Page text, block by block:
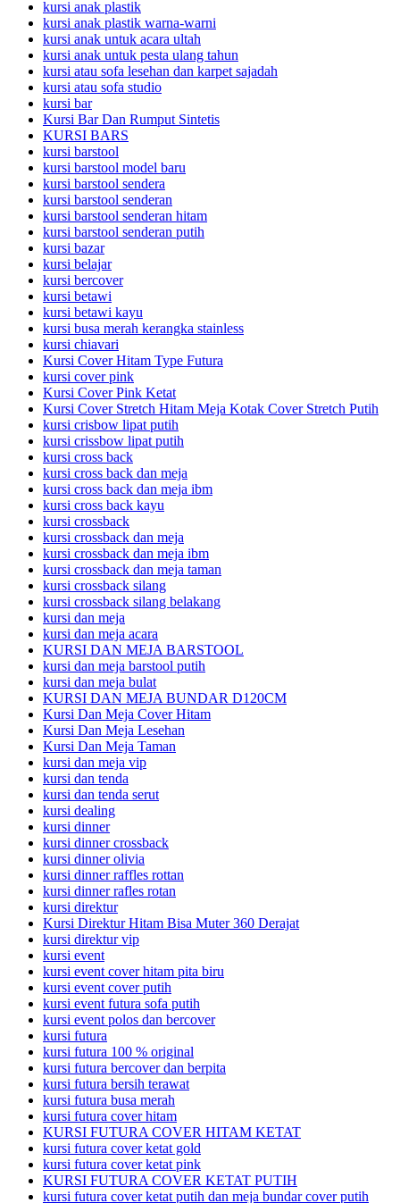
kursi anak plastik
kursi anak plastik warna-warni
kursi anak untuk acara ultah
kursi anak untuk pesta ulang tahun
kursi atau sofa lesehan dan karpet sajadah
kursi atau sofa studio
kursi bar
Kursi Bar Dan Rumput Sintetis
KURSI BARS
kursi barstool
kursi barstool model baru
kursi barstool sendera
kursi barstool senderan
kursi barstool senderan hitam
kursi barstool senderan putih
kursi bazar
kursi belajar
kursi bercover
kursi betawi
kursi betawi kayu
kursi busa merah kerangka stainless
kursi chiavari
Kursi Cover Hitam Type Futura
kursi cover pink
Kursi Cover Pink Ketat
Kursi Cover Stretch Hitam Meja Kotak Cover Stretch Putih
kursi crisbow lipat putih
kursi crissbow lipat putih
kursi cross back
kursi cross back dan meja
kursi cross back dan meja ibm
kursi cross back kayu
kursi crossback
kursi crossback dan meja
kursi crossback dan meja ibm
kursi crossback dan meja taman
kursi crossback silang
kursi crossback silang belakang
kursi dan meja
kursi dan meja acara
KURSI DAN MEJA BARSTOOL
kursi dan meja barstool putih
kursi dan meja bulat
KURSI DAN MEJA BUNDAR D120CM
Kursi Dan Meja Cover Hitam
Kursi Dan Meja Lesehan
Kursi Dan Meja Taman
kursi dan meja vip
kursi dan tenda
kursi dan tenda serut
kursi dealing
kursi dinner
kursi dinner crossback
kursi dinner olivia
kursi dinner raffles rottan
kursi dinner rafles rotan
kursi direktur
Kursi Direktur Hitam Bisa Muter 360 Derajat
kursi direktur vip
kursi event
kursi event cover hitam pita biru
kursi event cover putih
kursi event futura sofa putih
kursi event polos dan bercover
kursi futura
kursi futura 100 % original
kursi futura bercover dan berpita
kursi futura bersih terawat
kursi futura busa merah
kursi futura cover hitam
KURSI FUTURA COVER HITAM KETAT
kursi futura cover ketat gold
kursi futura cover ketat pink
KURSI FUTURA COVER KETAT PUTIH
kursi futura cover ketat putih dan meja bundar cover putih